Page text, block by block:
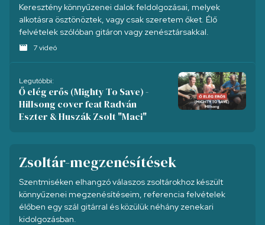
Keresztény könnyűzenei dalok feldolgozásai, melyek
alkotásra ösztönöztek, vagy csak szeretem őket. Élő
felvételek szólóban gitáron vagy zenésztársakkal.
movie 7 videó
Legutóbbi:
Ő elég erős (Mighty To Save) -
Hillsong cover feat Radván
Eszter & Huszák Zsolt "Maci"
Zsoltár-megzenésítések
Szentmiséken elhangzó válaszos zsoltárokhoz készült
könnyűzenei megzenésítéseim, referencia felvételek
élőben egy szál gitárral és közülük néhány zenekari
kidolgozásban.